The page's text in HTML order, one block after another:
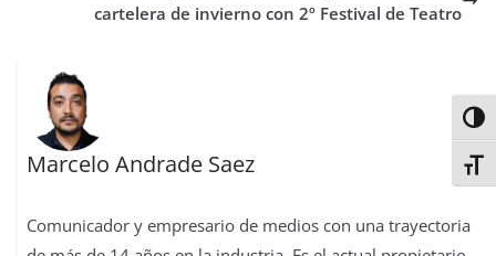
cartelera de invierno con 2º Festival de Teatro
Marcelo Andrade Saez
Comunicador y empresario de medios con una trayectoria